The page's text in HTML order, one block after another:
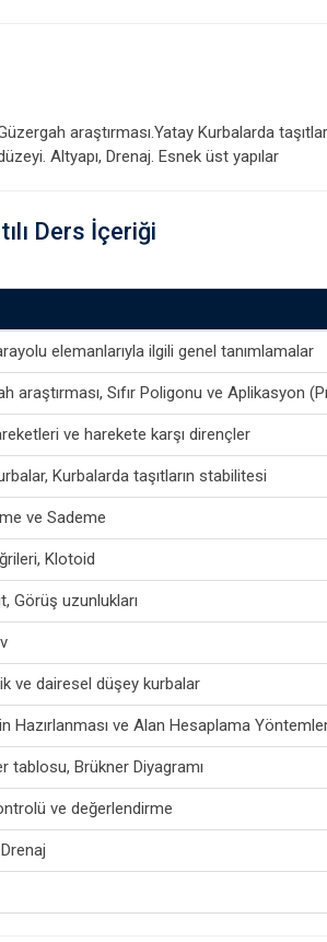
araştırması.Yatay Kurbalarda
Altyapı, Drenaj. Esnek üst yapılar
Ders İçeriği
elemanlarıyla ilgili genel tanımlamalar
araştırması, Sıfır Poligonu ve Aplikasyon
ve harekete karşı dirençler
Kurbalarda taşıtların stabilitesi
ve Sademe
Klotoid
Görüş uzunlukları
ve dairesel düşey kurbalar
Hazırlanması ve Alan Hesaplama
tablosu, Brükner Diyagramı
ve değerlendirme